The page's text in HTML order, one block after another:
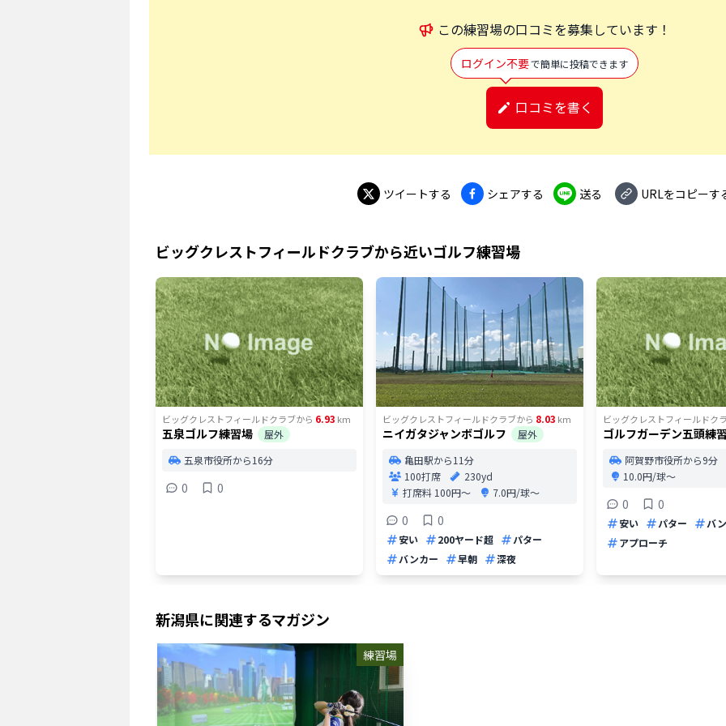
この練習場の口コミを募集しています！
ログイン不要で簡単に投稿できます
口コミを書く
ツイートする シェアする 送る URLをコピーす
ビッグクレストフィールドクラブから近いゴルフ練習場
ビッグクレストフィールドクラブから 6.93 km
五泉ゴルフ練習場
屋外
五泉市役所から16分
0 0
ビッグクレストフィールドクラブから 8.03 km
ニイガタジャンボゴルフ
屋外
亀田駅から11分
100打席
230yd
打席料 100円〜 7.0円/球〜
0 0
安い 200ヤード超
パター
バンカー
早朝 深夜
ビッグクレストフィールドク
ゴルフガーデン五頭練
阿賀野市役所から9分
10.0円/球〜
0 0
安い パター
バ
アプローチ
新潟県に関連するマガジン
練習場